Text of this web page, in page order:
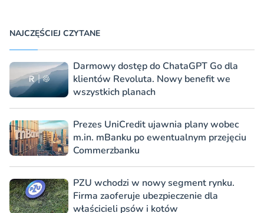
NAJCZĘŚCIEJ CZYTANE
Darmowy dostęp do ChataGPT Go dla
klientów Revoluta. Nowy benefit we
wszystkich planach
Prezes UniCredit ujawnia plany wobec
m.in. mBanku po ewentualnym przejęciu
Commerzbanku
PZU wchodzi w nowy segment rynku.
Firma zaoferuje ubezpieczenie dla
właścicieli psów i kotów